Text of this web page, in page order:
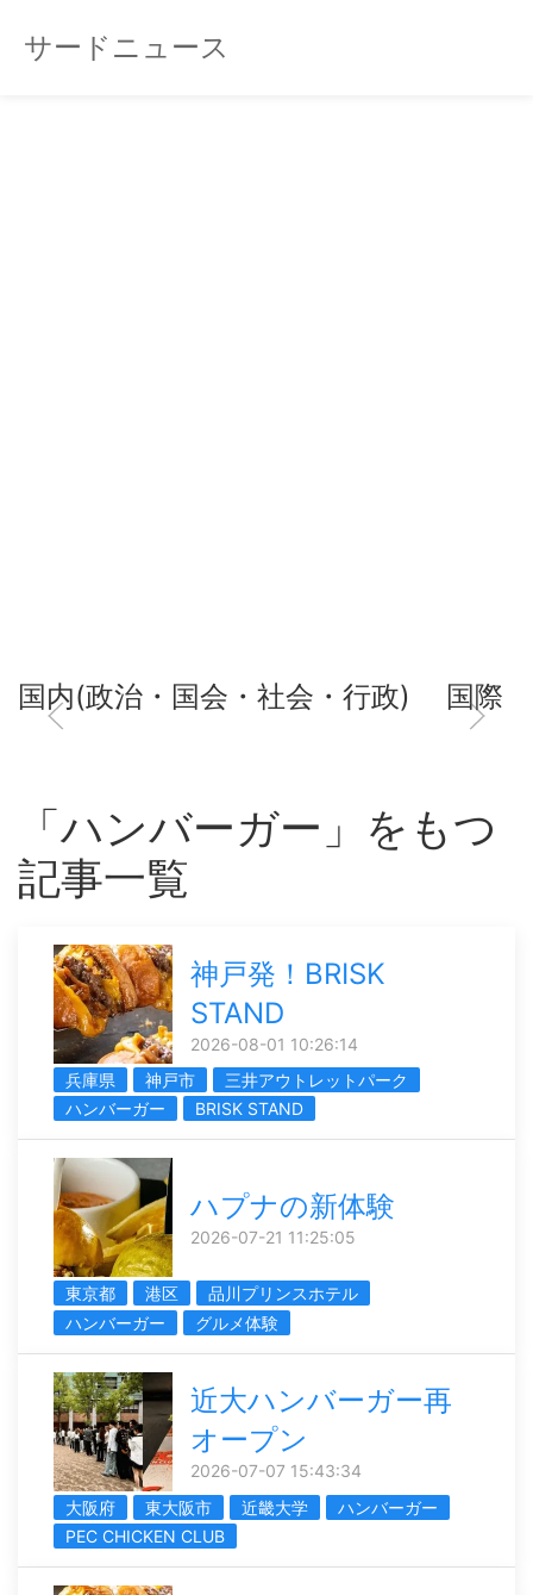
サードニュース
国内(政治・国会・社会・行政) 国際
「ハンバーガー」をもつ
記事一覧
神戸発！BRISK
STAND
2026-08-01 10:26:14
兵庫県
神戸市
三井アウトレットパーク
ハンバーガー
BRISK STAND
ハプナの新体験
2026-07-21 11:25:05
東京都 港区
品川プリンスホテル
ハンバーガー
グルメ体験
近大ハンバーガー再
オープン
2026-07-07 15:43:34
大阪府
東大阪市 近畿大学
ハンバーガー
PEC CHICKEN CLUB